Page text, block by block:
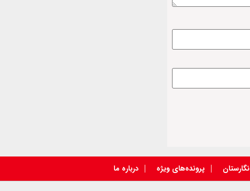
نگارستان پرونده‌های ویژه درباره ما